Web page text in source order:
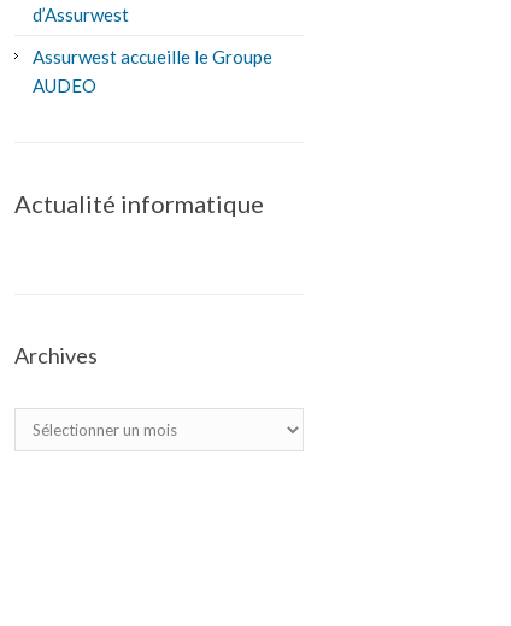
d’Assurwest
Assurwest accueille le Groupe
AUDEO
Actualité informatique
Archives